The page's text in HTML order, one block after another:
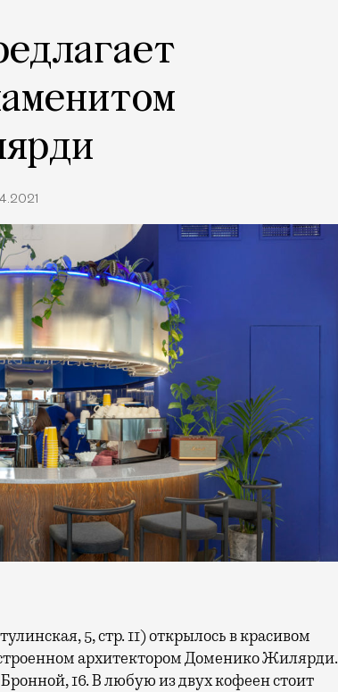
архитектором Доменико Жилярди.
16. В любую из двух кофеен стоит